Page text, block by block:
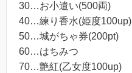
30…お小遣い(500両)
40…練り香水(姫度100up)
50…城がちゃ券(200pt)
60…はちみつ
70…艶紅(乙女度100up)